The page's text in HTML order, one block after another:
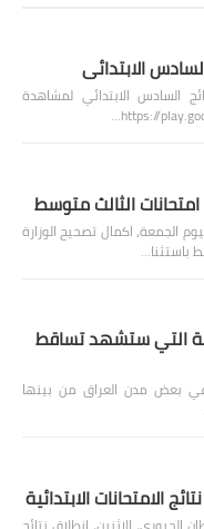
الابتدائي
السادس الابتدائي لمشاهدة
امتحانات الثالث متوسط
الجمعة، اكمال تصحيح الوزارة
باستثنا…
التي ستشهد تساقط
بعض مدن العراق من بينها
الامتحانات الابتدائية